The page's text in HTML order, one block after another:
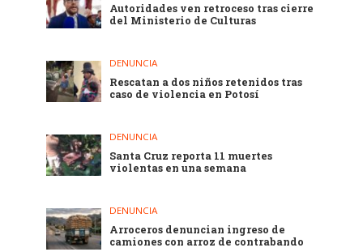
Autoridades ven retroceso tras cierre
del Ministerio de Culturas
DENUNCIA
Rescatan a dos niños retenidos tras
caso de violencia en Potosí
DENUNCIA
Santa Cruz reporta 11 muertes
violentas en una semana
DENUNCIA
Arroceros denuncian ingreso de
camiones con arroz de contrabando